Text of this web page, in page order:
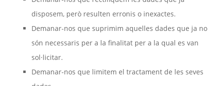
disposem, però resulten erronis o inexactes.
Demanar-nos que suprimim aquelles dades que ja no
són necessaris per a la finalitat per a la qual es van
sol·licitar.
Demanar-nos que limitem el tractament de les seves